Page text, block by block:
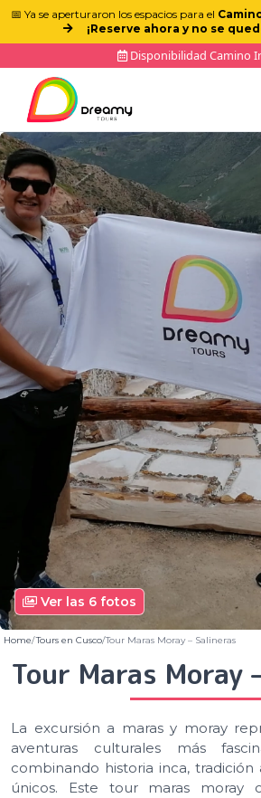
📅 Ya se aperturaron los espacios para el
¡Reserve ahora y no se
Disponibilidad Camino
Ver las 6 fotos
Home Tours en Cusco Tour Maras Moray – Salineras
Tour Maras Moray
La excursión a maras y moray
aventuras culturales más
combinando historia inca, tradición
únicos. Este tour maras moray